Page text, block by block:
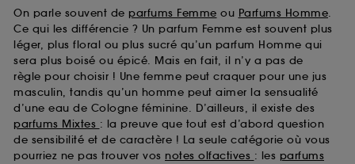
On parle souvent de parfums Femme ou Parfums Homme.
Ce qui les différencie ? Un parfum Femme est souvent plus
léger, plus floral ou plus sucré qu’un parfum Homme qui
sera plus boisé ou épicé. Mais en fait, il n’y a pas de
règle pour choisir ! Une femme peut craquer pour une jus
masculin, tandis qu’un homme peut aimer la sensualité
d’une eau de Cologne féminine. D’ailleurs, il existe des
parfums Mixtes : la preuve que tout est d’abord question
de sensibilité et de caractère ! La seule catégorie où vous
pourriez ne pas trouver vos notes olfactives : les parfums